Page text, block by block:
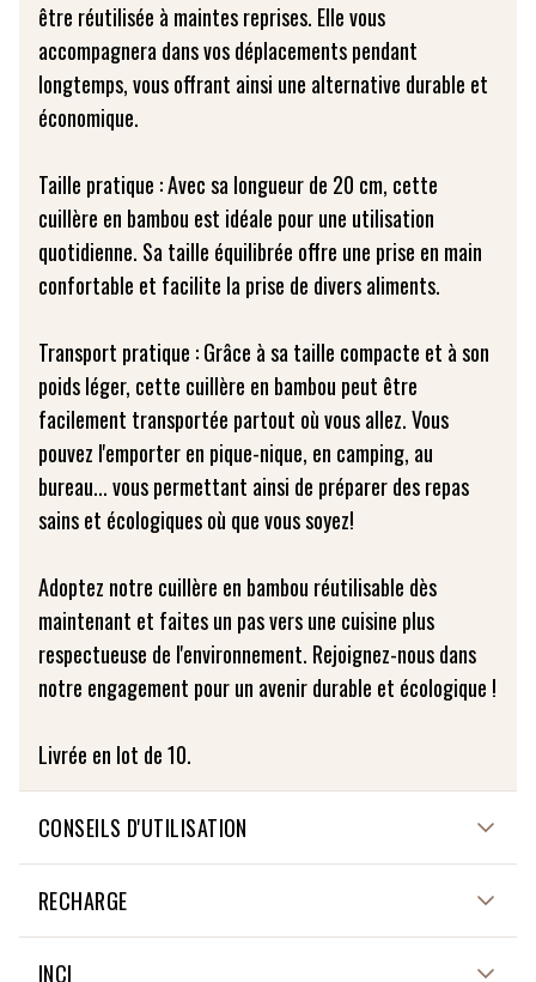
être réutilisée à maintes reprises. Elle vous
accompagnera dans vos déplacements pendant
longtemps, vous offrant ainsi une alternative durable et
économique.
Taille pratique : Avec sa longueur de 20 cm, cette
cuillère en bambou est idéale pour une utilisation
quotidienne. Sa taille équilibrée offre une prise en main
confortable et facilite la prise de divers aliments.
Transport pratique : Grâce à sa taille compacte et à son
poids léger, cette cuillère en bambou peut être
facilement transportée partout où vous allez. Vous
pouvez l'emporter en pique-nique, en camping, au
bureau... vous permettant ainsi de préparer des repas
sains et écologiques où que vous soyez!
Adoptez notre cuillère en bambou réutilisable dès
maintenant et faites un pas vers une cuisine plus
respectueuse de l'environnement. Rejoignez-nous dans
notre engagement pour un avenir durable et écologique !
Livrée en lot de 10.
CONSEILS D'UTILISATION
Conseils d'utilisation : Pour préserver la durée de vos
couverts en bambou, nous vous recommandons de le
laver à la main. Évitez de le mettre au lave-vaisselle pour
RECHARGE
NON APPLICABLE
INCI